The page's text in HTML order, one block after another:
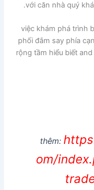
với căn nhà quý
việc khám phá trình
phối đắm say phía
rộng tầm hiểu biết
thêm:
om/